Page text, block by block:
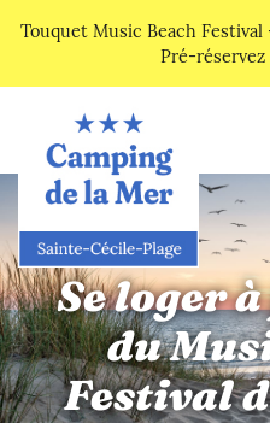
Touquet Music Beach
Pré-
Se loger
du
Festival